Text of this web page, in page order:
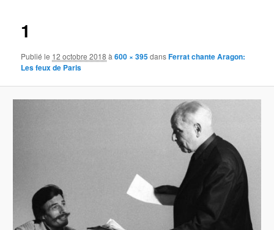
1
Publié le 12 octobre 2018 à600 × 395dansFerrat chante Aragon:
Les feux de Paris